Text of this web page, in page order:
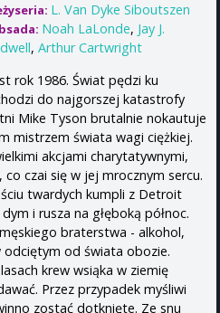
L. Van Dyke Siboutszen
Noah LaLonde, Jay J.
, Arthur Cartwright
rok 1986. Świat pędzi ku
do najgorszej katastrofy
Mike Tyson brutalnie nokautuje
mistrzem świata wagi ciężkiej.
akcjami charytatywnymi,
czai się w jej mrocznym sercu.
twardych kumpli z Detroit
i rusza na głęboką północ.
braterstwa - alkohol,
od świata obozie.
krew wsiąka w ziemię
Przez przypadek myśliwi
zostać dotknięte. Ze snu